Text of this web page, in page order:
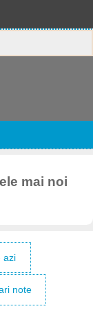
mai noi
azi
note